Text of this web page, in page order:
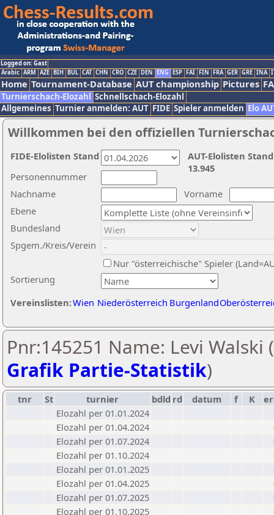
Logged on: Gast
Arabic ARM AZE BIH BUL CAT CHN CRO CZE DEN ENG ESP FAI FIN FRA GER GRE INA
Home Tournament-Database AUT championship Pictures
Turnierschach-Elozahl Schnellschach-Elozahl
Allgemeines Turnier anmelden: AUT FIDE Spieler anmelden Elo
Willkommen bei den offiziellen
Nachname
Vorname
Ebene
Sortierung
Personennummer
Bundesland
Spgem./Kreis/Verein
Nur "österreichische" Spieler
Vereinslisten:Wien Niederösterreich Burgenland
AUT-Elolisten
13.945
FIDE-Elolisten Stand
Pnr:145251 Name: Levi Walski (
Grafik Partie-Statistik)
tnr St turnier bdld rd datum f K
Elozahl per 01.01.2024
Elozahl per 01.04.2024
Elozahl per 01.07.2024
Elozahl per 01.10.2024
Elozahl per 01.01.2025
Elozahl per 01.04.2025
Elozahl per 01.07.2025
Elozahl per 01.10.2025